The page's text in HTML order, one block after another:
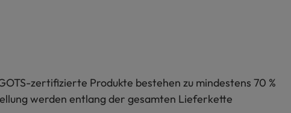
zertifizierte Produkte bestehen zu mindestens 70 %
werden entlang der gesamten Lieferkette